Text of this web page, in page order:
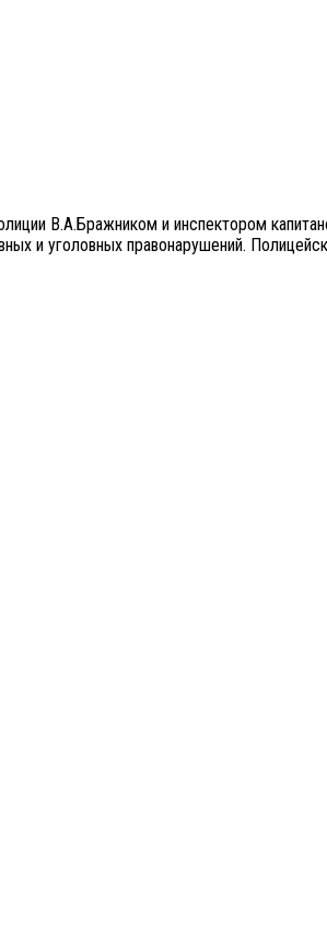
В.А.Бражником и инспектором
и уголовных правонарушений.